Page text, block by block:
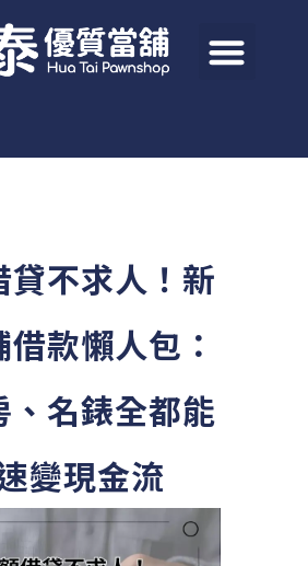
貸不求人！新
款懶人包：
、名錶全都能
變現金流